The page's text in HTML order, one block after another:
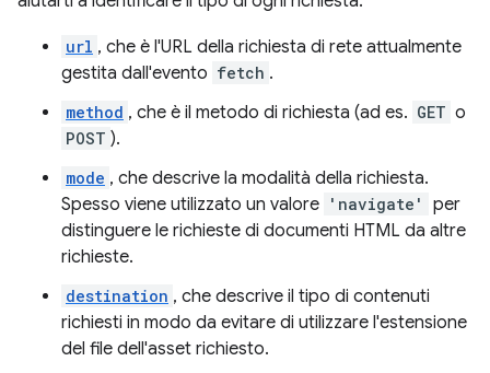
url , che è l'URL della richiesta di rete attualmente
gestita dall'evento fetch .
method , che è il metodo di richiesta (ad es. GET o
POST ).
mode , che descrive la modalità della richiesta.
Spesso viene utilizzato un valore 'navigate'
per
distinguere le richieste di documenti HTML da altre
richieste.
destination , che descrive il tipo di contenuti
richiesti in modo da evitare di utilizzare l'estensione
del file dell'asset richiesto.